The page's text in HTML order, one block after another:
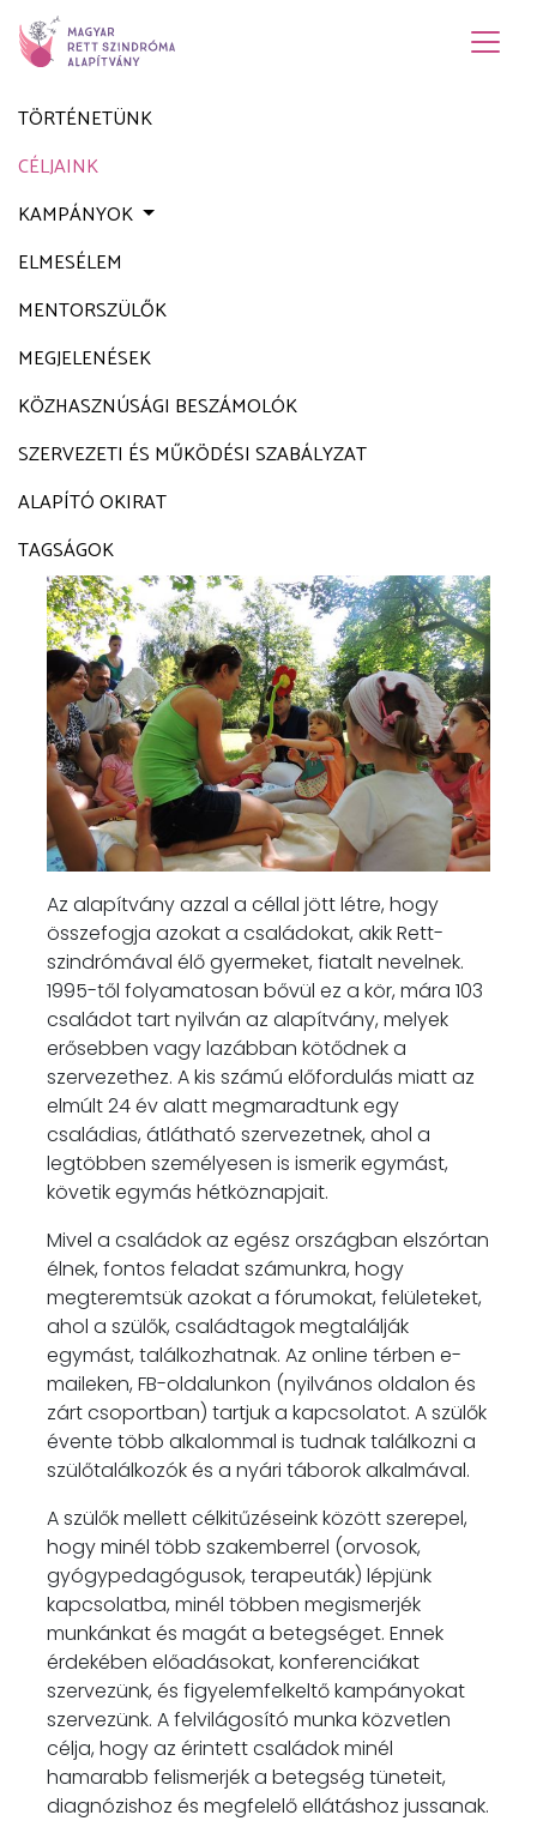
TÖRTÉNETÜNK
CÉLJAINK
KAMPÁNYOK
ELMESÉLEM
MENTORSZÜLŐK
MEGJELENÉSEK
KÖZHASZNÚSÁGI BESZÁMOLÓK
SZERVEZETI ÉS MŰKÖDÉSI SZABÁLYZAT
ALAPÍTÓ OKIRAT
TAGSÁGOK
Az alapítvány azzal a céllal jött létre, hogy
összefogja azokat a családokat, akik Rett-
szindrómával élő gyermeket, fiatalt nevelnek.
1995-től folyamatosan bővül ez a kör, mára 103
családot tart nyilván az alapítvány, melyek
erősebben vagy lazábban kötődnek a
szervezethez. A kis számú előfordulás miatt az
elmúlt 24 év alatt megmaradtunk egy
családias, átlátható szervezetnek, ahol a
legtöbben személyesen is ismerik egymást,
követik egymás hétköznapjait.
Mivel a családok az egész országban elszórtan
élnek, fontos feladat számunkra, hogy
megteremtsük azokat a fórumokat, felületeket,
ahol a szülők, családtagok megtalálják
egymást, találkozhatnak. Az online térben e-
maileken, FB-oldalunkon (nyilvános oldalon és
zárt csoportban) tartjuk a kapcsolatot. A szülők
évente több alkalommal is tudnak találkozni a
szülőtalálkozók és a nyári táborok alkalmával.
A szülők mellett célkitűzéseink között szerepel,
hogy minél több szakemberrel (orvosok,
gyógypedagógusok, terapeuták) lépjünk
kapcsolatba, minél többen megismerjék
munkánkat és magát a betegséget. Ennek
érdekében előadásokat, konferenciákat
szervezünk, és figyelemfelkeltő kampányokat
szervezünk. A felvilágosító munka közvetlen
célja, hogy az érintett családok minél
hamarabb felismerjék a betegség tüneteit,
diagnózishoz és megfelelő ellátáshoz jussanak.